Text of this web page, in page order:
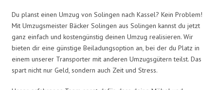
Du planst einen Umzug von Solingen nach Kassel? Kein Problem!
Mit Umzugsmeister Bäcker Solingen aus Solingen kannst du jetzt
ganz einfach und kostengünstig deinen Umzug realisieren. Wir
bieten dir eine günstige Beiladungsoption an, bei der du Platz in
einem unserer Transporter mit anderen Umzugsgütern teilst. Das
spart nicht nur Geld, sondern auch Zeit und Stress.